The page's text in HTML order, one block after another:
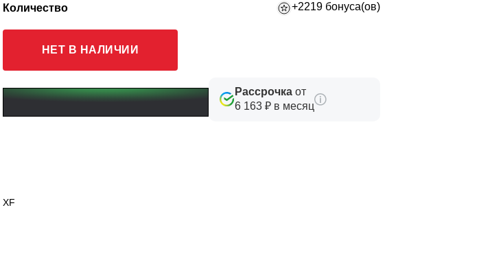
Количество +2219 бонуса(ов)
НЕТ В НАЛИЧИИ
Рассрочка от
6 163 ₽ в месяц
XF